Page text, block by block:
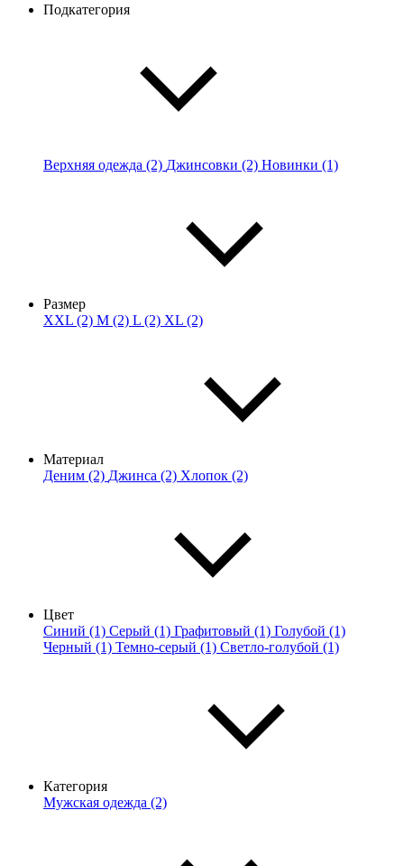
Подкатегория
Верхняя одежда (2) Джинсовки (2) Новинки (1)
Размер
XXL (2) M (2) L (2) XL (2)
Материал
Деним (2) Джинса (2) Хлопок (2)
Цвет
Синий (1) Серый (1) Графитовый (1) Голубой (1)
Черный (1) Темно-серый (1) Светло-голубой (1)
Категория
Мужская одежда (2)